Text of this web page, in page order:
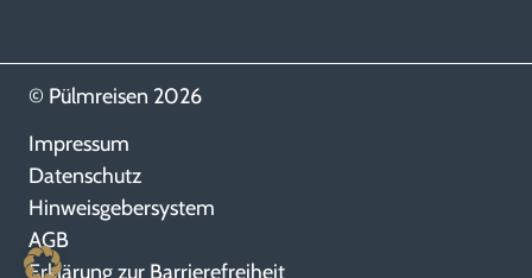
© Pülmreisen 2026
Impressum
Datenschutz
Hinweisgebersystem
AGB
Erklärung zur Barrierefreiheit